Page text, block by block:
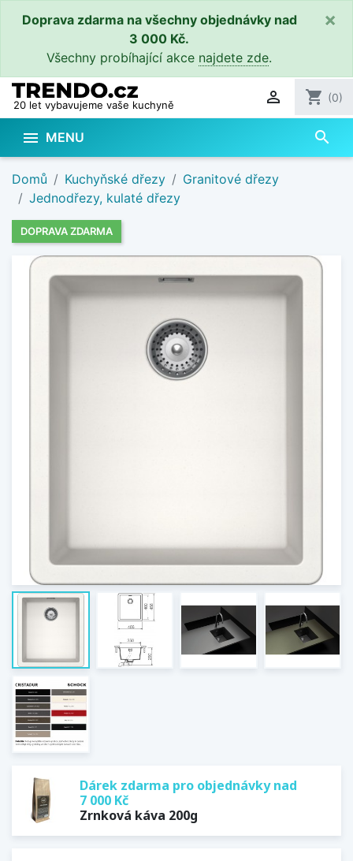
Doprava zdarma na všechny objednávky nad
3 000 Kč.
Všechny probíhající akce najdete zde.
×
20 let vybavujeme vaše kuchyně  shopping_cart (0)
 MENU search
Domů Kuchyňské dřezy
Granitové dřezy
Jednodřezy, kulaté dřezy
DOPRAVA ZDARMA
Dárek zdarma pro objednávky nad
7 000 Kč
Zrnková káva 200g